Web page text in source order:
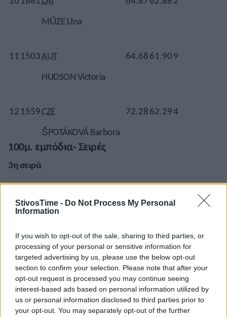
StivosTime - Do Not Process My Personal
Information
If you wish to opt-out of the sale, sharing to third parties, or
processing of your personal or sensitive information for
targeted advertising by us, please use the below opt-out
section to confirm your selection. Please note that after your
opt-out request is processed you may continue seeing
interest-based ads based on personal information utilized by
us or personal information disclosed to third parties prior to
your opt-out. You may separately opt-out of the further
MŪZE Līna
11 1503AUT
HUDSON Victoria
64.6861.909
12 1559CZE
ŠPOTÁKOVÁ Barbora
72.2862.294
100μ. εμπόδια- Σειρές
3η σειρά
1867ITA
13.0213.0228
2006SRB
LUKIĆ Anja
13.2613.2629